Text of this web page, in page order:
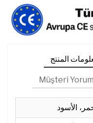
المنتج
Müşteri
الأسود